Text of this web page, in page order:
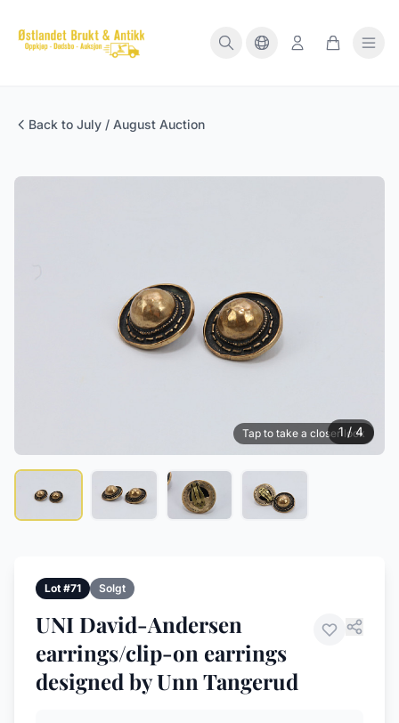
Back to July / August Auction
Tap to take a closer look
1 / 4
Lot #71 Solgt
UNI David-Andersen
earrings/clip-on earrings
designed by Unn Tangerud